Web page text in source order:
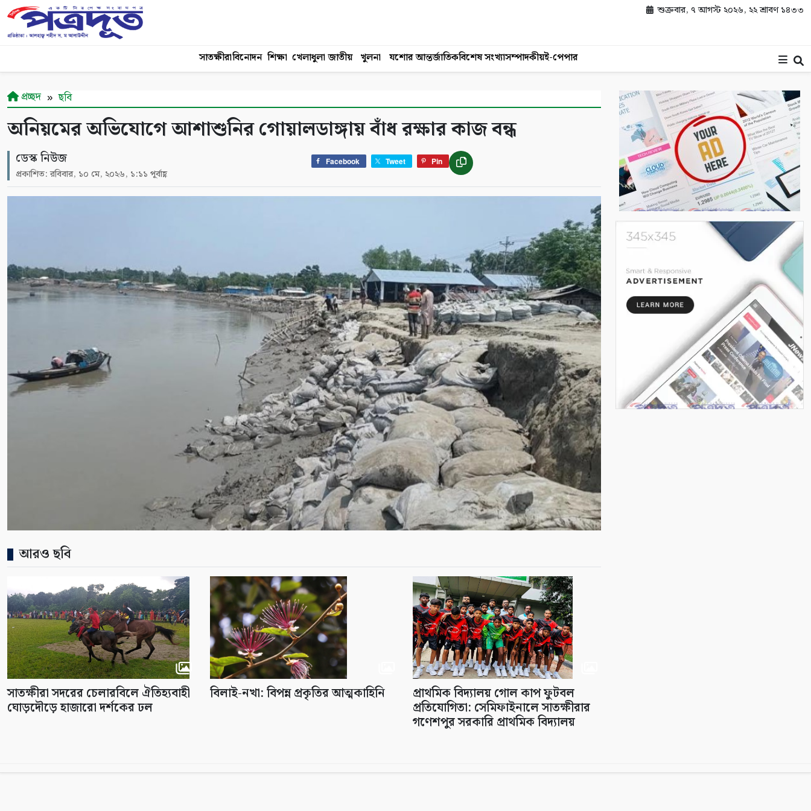
শুক্রবার, ৭ আগস্ট ২০২৬, ২২ শ্রাবণ ১৪৩৩
সাতক্ষীরাবিনোদন শিক্ষা খেলাধুলা জাতীয় খুলনা যশোর আন্তর্জাতিকবিশেষ সংখ্যাসম্পাদকীয়ই-পেপার
প্রচ্ছদ ছবি
অনিয়মের অভিযোগে আশাশুনির গোয়ালডাঙ্গায় বাঁধ রক্ষার কাজ বন্ধ
ডেস্ক নিউজ
প্রকাশিত: রবিবার, ১০ মে, ২০২৬, ১:১১ পূর্বাহ্ণ
Facebook Tweet Pin
আরও ছবি
সাতক্ষীরা সদরের চেলারবিলে ঐতিহ্যবাহী
ঘোড়দৌড়ে হাজারো দর্শকের ঢল
বিলাই-নখা: বিপন্ন প্রকৃতির আত্মকাহিনি প্রাথমিক বিদ্যালয় গোল কাপ ফুটবল
প্রতিযোগিতা: সেমিফাইনালে সাতক্ষীরার
গণেশপুর সরকারি প্রাথমিক বিদ্যালয়